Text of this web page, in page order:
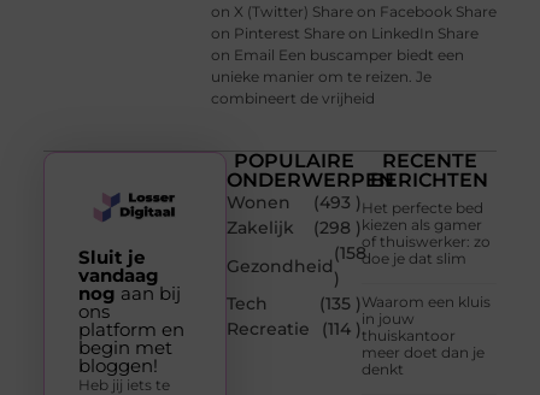
on X (Twitter) Share on Facebook Share
on Pinterest Share on LinkedIn Share
on Email Een buscamper biedt een
unieke manier om te reizen. Je
combineert de vrijheid
POPULAIRE
ONDERWERPEN
Wonen
(493 )
Zakelijk
(298 )
Gezondheid
(158
)
Tech
(135 )
Recreatie
(114 )
RECENTE
BERICHTEN
Het perfecte bed
kiezen als gamer
of thuiswerker: zo
doe je dat slim
Waarom een kluis
in jouw
thuiskantoor
meer doet dan je
denkt
Sluit je
vandaag
nog aan bij
ons
platform en
begin met
bloggen!
Heb jij iets te